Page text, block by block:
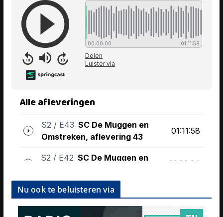
Nu ook te beluisteren via